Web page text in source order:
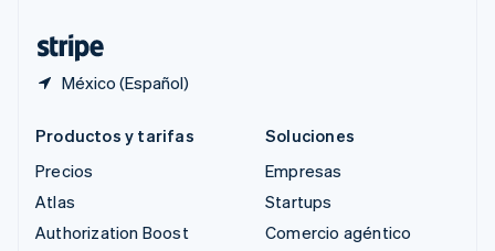
México (Español)
Productos y tarifas
Precios
Atlas
Authorization Boost
Soluciones
Empresas
Startups
Comercio agéntico